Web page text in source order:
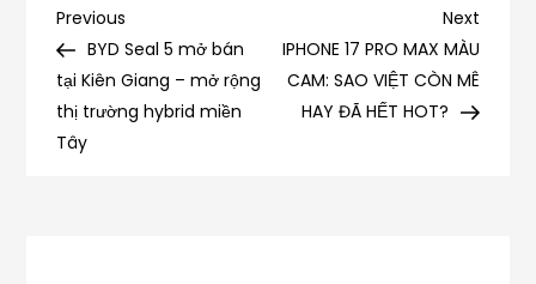
Điều
hướng
bài
Previous
Post
Previous
BYD Seal 5 mở bán
tại Kiên Giang – mở rộng
thị trường hybrid miền
Tây
Next
Post
Next
IPHONE 17 PRO MAX MÀU
CAM: SAO VIỆT CÒN MÊ
HAY ĐÃ HẾT HOT?